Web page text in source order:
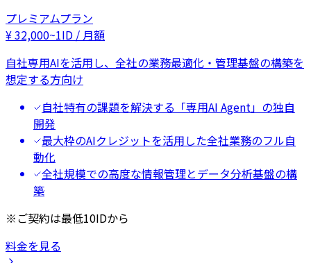
プレミアムプラン
¥32,000~1ID / 月額
自社専用AIを活用し、全社の業務最適化・管理基盤の構築を
想定する方向け
自社特有の課題を解決する「専用AI Agent」の独自
開発
最大枠のAIクレジットを活用した全社業務のフル自
動化
全社規模での高度な情報管理とデータ分析基盤の構
築
※ご契約は最低10IDから
料金を見る